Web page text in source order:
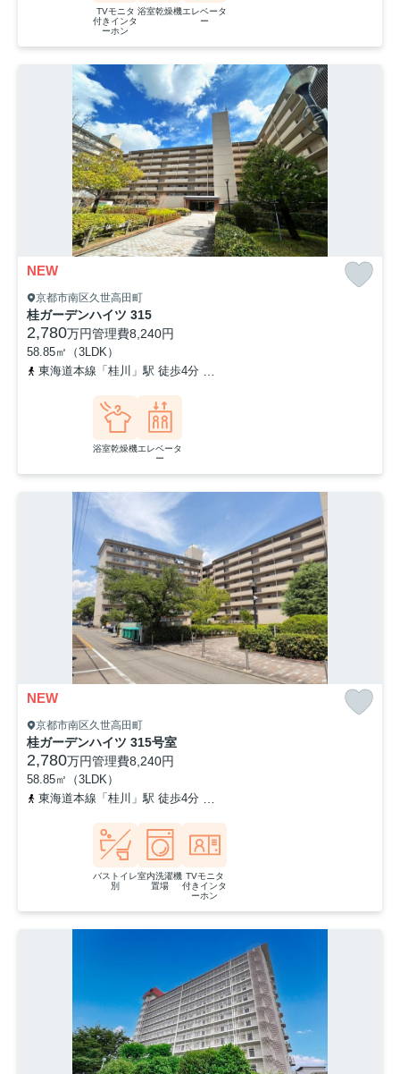
TVモニタ
付きインタ
ーホン
浴室乾燥機エレベータ
ー
NEW
京都市南区久世高田町
桂ガーデンハイツ 315
2,780万円管理費8,240円
58.85㎡（3LDK）
東海道本線「桂川」駅 徒歩4分
浴室乾燥機エレベータ
ー
NEW
京都市南区久世高田町
桂ガーデンハイツ 315号室
2,780万円管理費8,240円
58.85㎡（3LDK）
東海道本線「桂川」駅 徒歩4分
バストイレ
別
室内洗濯機
置場
TVモニタ
付きインタ
ーホン